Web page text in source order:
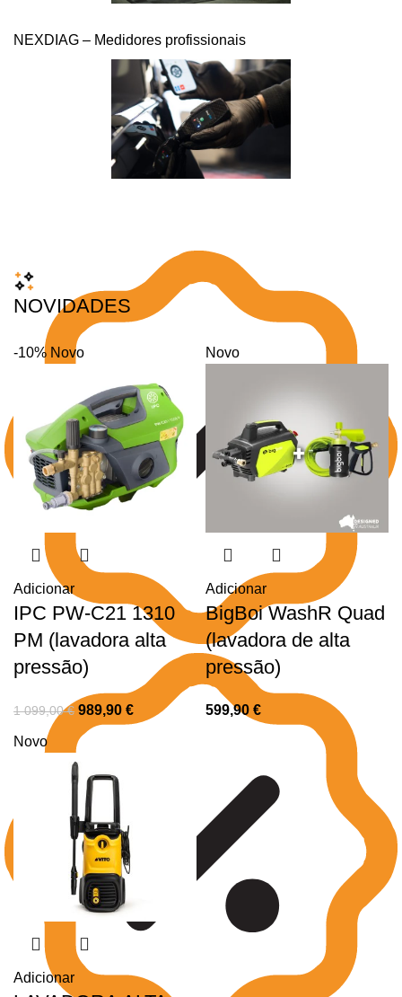
NEXDIAG – Medidores profissionais
NOVIDADES
-10% Novo
Adicionar
IPC PW-C21 1310
PM (lavadora alta
pressão)
1 099,00€ 989,90 €
Novo
Adicionar
BigBoi WashR Quad
(lavadora de alta
pressão)
599,90 €
Novo
Adicionar